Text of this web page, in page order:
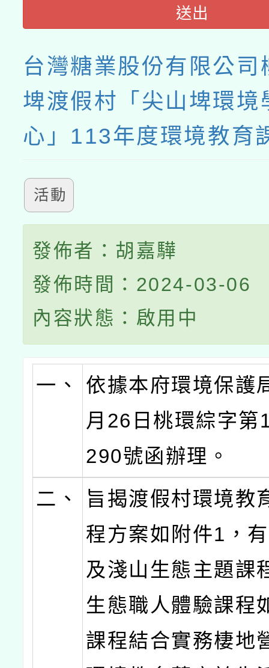
送出
台灣糖業股份有限公司
埤渡假村「尖山埤環境
心」113年度環境教育
活動
發佈者：胡嘉驊
發佈時間：2024-03-06
內容狀態：啟用中
一、
依據本府環境保護
月26日桃環綜字第
290號函辦理。
二、
旨揭渡假村環境教
程方案如附件1，
及淺山生態主題課
生態職人體驗課程
課程結合實務棲地